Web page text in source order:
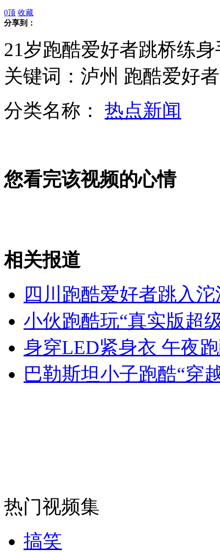
因自闭症沟通失误 男子被医生拔光牙齿
为啥二流洋货=中国奢侈品?
官员看黄网被查抱电脑逃跑
山西运城恶犬咬伤多人 警民合力深夜将其击毙
女孩北京地铁殴打老人 痛下狠手拳打脚踢
无痛分娩是否安全 医生回应
0顶 收藏
分享到：
21岁跑酷爱好者跳桥练
关键词：泸州 跑酷爱好者
分类名称： 热点新闻
您看完该视频的心情
相关报道
四川跑酷爱好者跳入
小伙跑酷玩“真实版超
身穿LED紧身衣 午夜
巴勒斯坦小子跑酷“穿
热门视频集
搞笑